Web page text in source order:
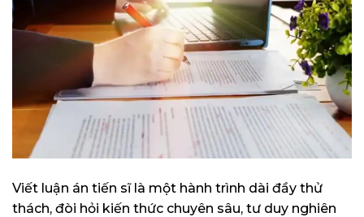
Viết luận án tiến sĩ là một hành trình dài đầy thử
thách, đòi hỏi kiến thức chuyên sâu, tư duy nghiên